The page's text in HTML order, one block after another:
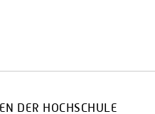
DER HOCHSCHULE